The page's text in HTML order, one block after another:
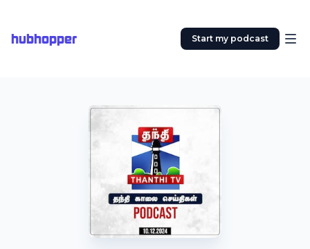
hubhopper Start my podcast